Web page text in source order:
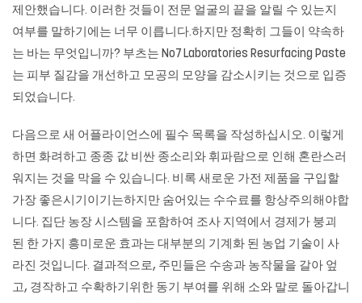
제안했습니다. 이러한 것들이 전문 얼굴의 끝을 알릴 수 있는지
여부를 말하기에는 너무 이릅니다.하지만 정확히 그들이 약속하
는 바는 무엇입니까? 부츠는 No7 Laboratories Resurfacing Paste
는 피부 질감을 개선하고 모공의 모양을 감소시키는 것으로 입증
되었습니다.
다음으로 새 어플라이언스에 필수 목록을 작성하십시오. 이렇게
하면 화려하고 종종 값 비싼 종소리와 휘파람으로 인해 혼란스러
워지는 것을 막을 수 있습니다. 비록 새로운 가전 제품을 구입할
가장 좋은시기이기는하지만 숨어있는 수수료를 항상주의해야합
니다. 집단 농장 시스템을 포함하여 조사 지역에서 경제가 붕괴
된 한 가지 흥미로운 효과는 대부분의 기계화 된 농업 기술이 사
라진 것입니다. 결과적으로, 주민들은 수송과 농작물을 갈아 엎
고, 경작하고 수확하기위한 동기 부여를 위해 소와 말로 돌아갑니